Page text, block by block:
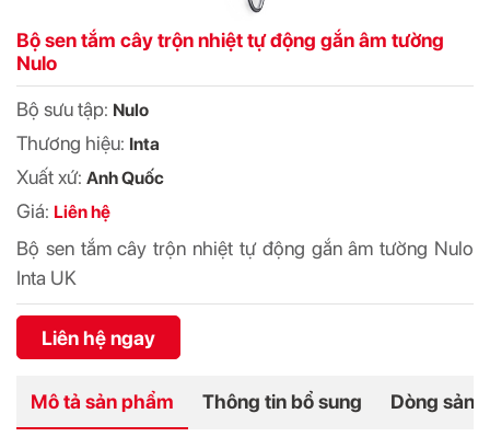
Bộ sen tắm cây trộn nhiệt tự động gắn âm tường
Nulo
Bộ sưu tập: Nulo
Thương hiệu: Inta
Xuất xứ: Anh Quốc
Giá: Liên hệ
Bộ sen tắm cây trộn nhiệt tự động gắn âm tường Nulo
Inta UK
Liên hệ ngay
Mô tả sản phẩm Thông tin bổ sung Dòng sản